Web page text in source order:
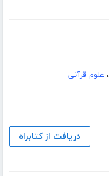
، علوم قرآنی
دریافت از کتابراه